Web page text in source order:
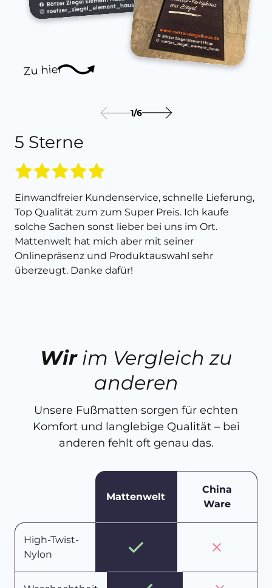
Zu hier
5 Sterne
Einwandfreier Kundenservice, schnelle Lieferung,
Top Qualität zum zum Super Preis. Ich kaufe
solche Sachen sonst lieber bei uns im Ort.
Mattenwelt hat mich aber mit seiner
Onlinepräsenz und Produktauswahl sehr
überzeugt. Danke dafür!
1/6
Wirim Vergleich zu
anderen
Unsere Fußmatten sorgen für echten
Komfort und langlebige Qualität – bei
anderen fehlt oft genau das.
Mattenwelt
China
Ware
High-Twist-
Nylon